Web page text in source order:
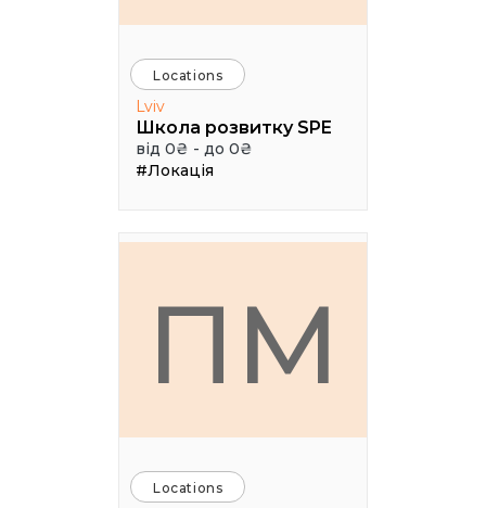
Locations
Lviv
Школа розвитку SPE
від 0₴ - до 0₴
#Локація
ПМ
Locations